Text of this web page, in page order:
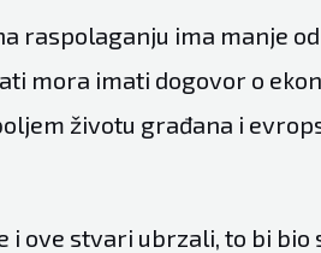
raspolaganju ima manje
mora imati dogovor o
životu građana i
ove stvari ubrzali, to bi bio